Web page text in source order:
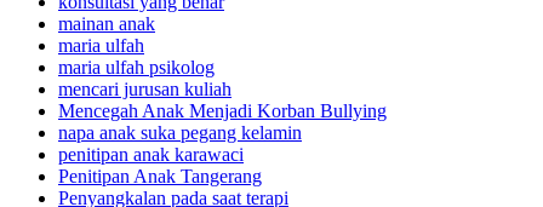
mainan anak
maria ulfah
maria ulfah psikolog
mencari jurusan kuliah
Mencegah Anak Menjadi Korban Bullying
napa anak suka pegang kelamin
penitipan anak karawaci
Penitipan Anak Tangerang
Penyangkalan pada saat terapi